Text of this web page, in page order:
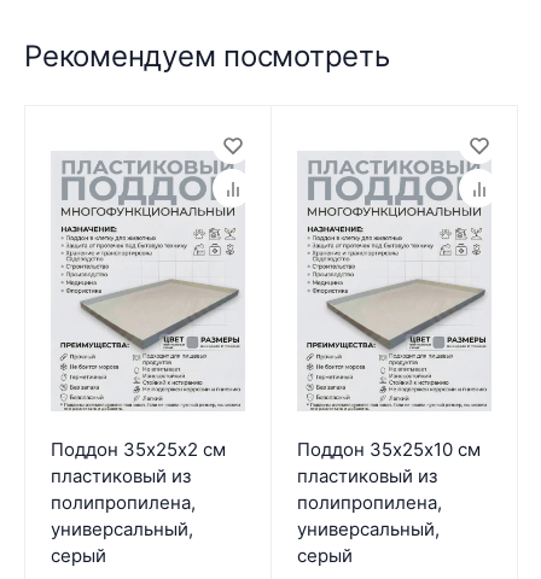
Рекомендуем посмотреть
Поддон 35х25х2 см
пластиковый из
полипропилена,
универсальный,
серый
Поддон 35х25х10 см
пластиковый из
полипропилена,
универсальный,
серый